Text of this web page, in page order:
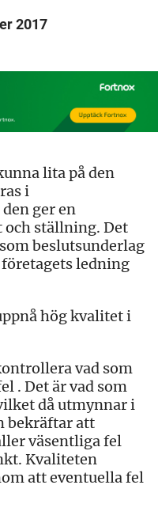
2017
lita på den
i
ger en
och ställning. Det
beslutsunderlag
ledning
hög kvalitet i
vad som
. Det är vad som
då utmynnar i
bekräftar att
väsentliga fel
Kvaliteten
att eventuella fel